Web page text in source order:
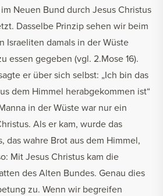
Neuen Bund durch Jesus Christus
Dasselbe Prinzip sehen wir beim
Israeliten damals in der Wüste
essen gegeben (vgl. 2.Mose 16).
er über sich selbst: „Ich bin das
dem Himmel herabgekommen ist“
in der Wüste war nur ein
Als er kam, wurde das
das wahre Brot aus dem Himmel,
Mit Jesus Christus kam die
des Alten Bundes. Genau dies
zu. Wenn wir begreifen